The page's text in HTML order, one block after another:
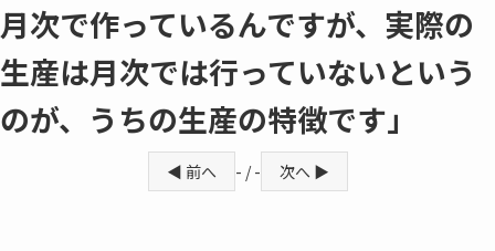
月次で作っているんですが、実際の
生産は月次では行っていないという
のが、うちの生産の特徴です」
◀ 前へ - / - 次へ ▶